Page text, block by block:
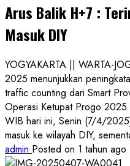
Arus Balik H+7 :
Masuk DIY
YOGYAKARTA || WARTA-
2025 menunjukkan
traffic counting dari Smart
Operasi Ketupat Progo
WIB hari ini, Senin (7/4/
masuk ke wilayah DIY,
admin Posted on 1 tahun ago